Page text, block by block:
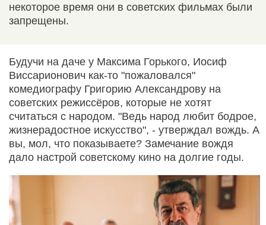
некоторое время они в советских фильмах были
запрещены.
Будучи на даче у Максима Горького, Иосиф
Виссарионович как-то "пожаловался"
комедиографу Григорию Александрову на
советских режиссёров, которые не хотят
считаться с народом. "Ведь народ любит бодрое,
жизнерадостное искусство", - утверждал вождь. А
вы, мол, что показываете? Замечание вождя
дало настрой советскому кино на долгие годы.